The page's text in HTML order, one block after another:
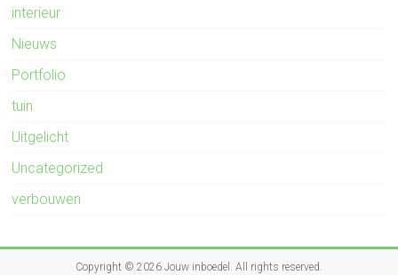
interieur
Nieuws
Portfolio
tuin
Uitgelicht
Uncategorized
verbouwen
Copyright © 2026 Jouw inboedel . All rights reserved.